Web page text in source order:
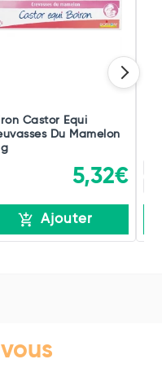
Castor Equi
Du Mamelon
5,32€
Ajouter